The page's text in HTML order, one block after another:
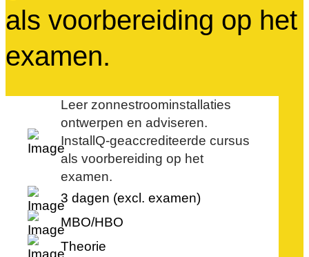
als voorbereiding op het
examen.
Leer zonnestroominstallaties
ontwerpen en adviseren.
InstallQ-geaccrediteerde cursus
als voorbereiding op het
examen.
3 dagen (excl. examen)
MBO/HBO
Theorie